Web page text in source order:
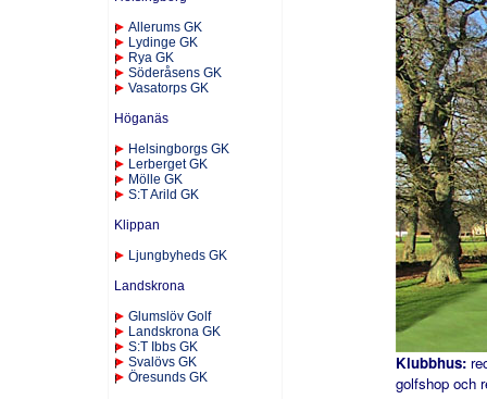
Allerums GK
Lydinge GK
Rya GK
Söderåsens GK
Vasatorps GK
Höganäs
Helsingborgs GK
Lerberget GK
Mölle GK
S:T Arild GK
Klippan
Ljungbyheds GK
Landskrona
Glumslöv Golf
Landskrona GK
S:T Ibbs GK
Svalövs GK
Öresunds GK
Klubbhus:
golfshop och